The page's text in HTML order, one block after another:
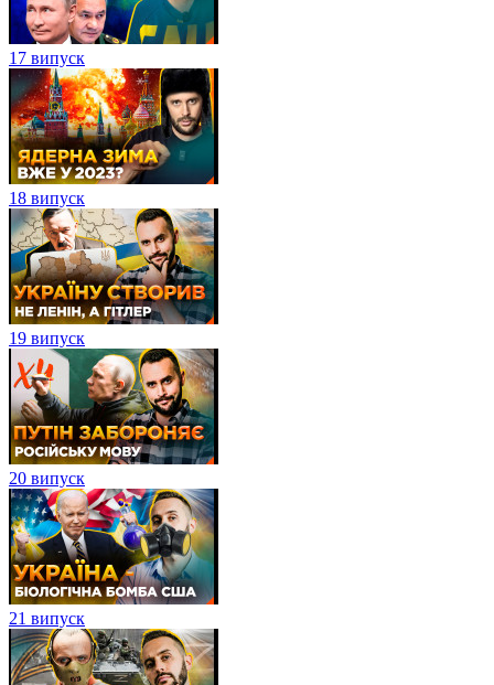
17 випуск
18 випуск
19 випуск
20 випуск
21 випуск